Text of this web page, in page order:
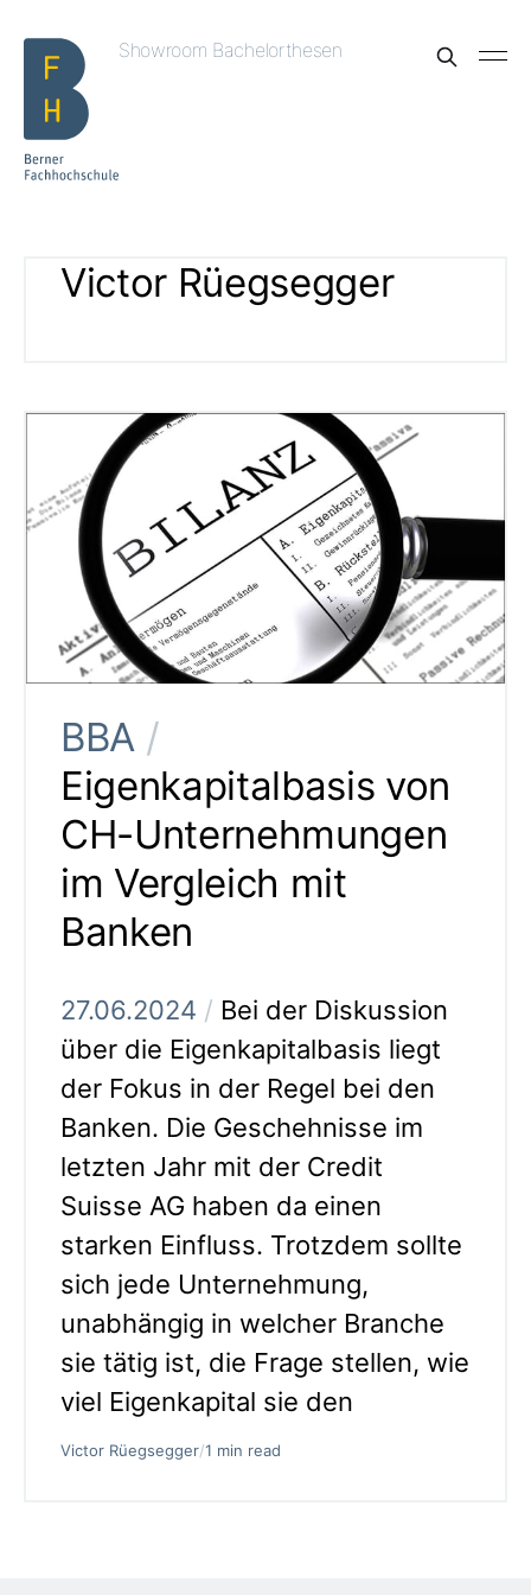
Showroom Bachelorthesen
Victor Rüegsegger
BBA /
Eigenkapitalbasis von
CH-Unternehmungen
im Vergleich mit
Banken
27.06.2024 / Bei der Diskussion
über die Eigenkapitalbasis liegt
der Fokus in der Regel bei den
Banken. Die Geschehnisse im
letzten Jahr mit der Credit
Suisse AG haben da einen
starken Einfluss. Trotzdem sollte
sich jede Unternehmung,
unabhängig in welcher Branche
sie tätig ist, die Frage stellen, wie
viel Eigenkapital sie den
Victor Rüegsegger/1 min read